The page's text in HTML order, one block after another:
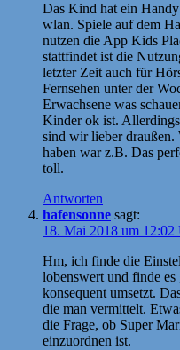
Das Kind hat ein
wlan. Spiele auf dem
nutzen die App Kids
stattfindet ist die
letzter Zeit auch für
Fernsehen unter der
Erwachsene was
Kinder ok ist.
sind wir lieber draußen.
haben war z.B. Das
toll.
Antworten
hafensonne sagt:
18. Mai 2018 um 12:02
Hm, ich finde die
lobenswert und finde es
konsequent umsetzt.
die man vermittelt.
die Frage, ob Super
einzuordnen ist.